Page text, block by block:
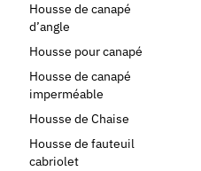
Housse de canapé
d’angle
Housse pour canapé
Housse de canapé
imperméable
Housse de Chaise
Housse de fauteuil
cabriolet